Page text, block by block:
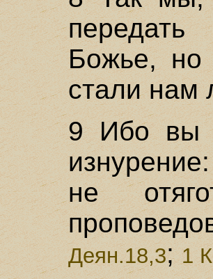
Божье,
стали нам
9 Ибо вы
не
Деян.18,3; 1